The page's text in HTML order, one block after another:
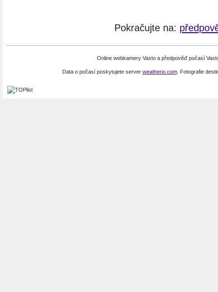
Pokračujte na:
Online webkamery Vasto a předpověď počasí
Data o počasí poskytujete server weatherio.com. Fotografie